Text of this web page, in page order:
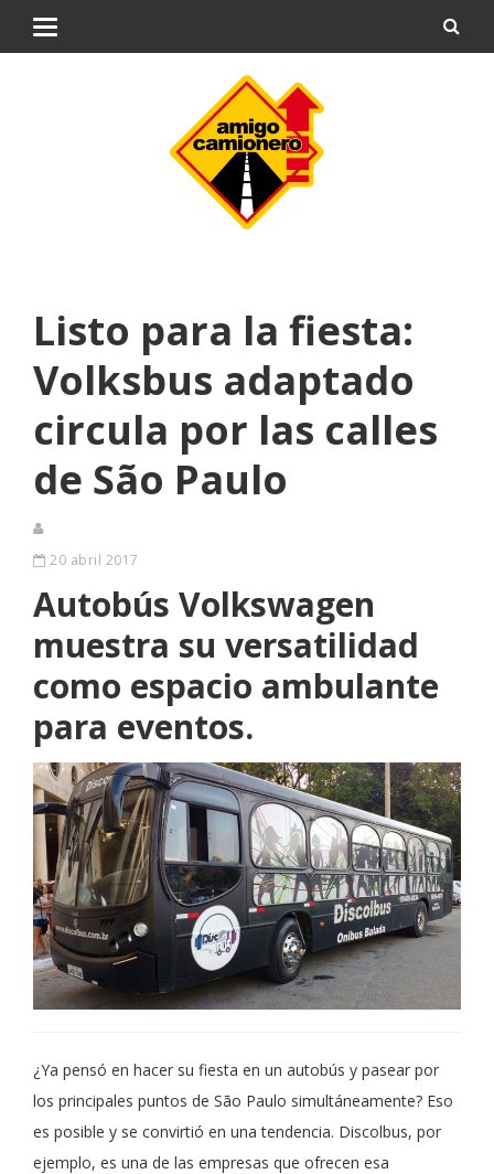
Listo para la fiesta:
Volksbus adaptado
circula por las calles
de São Paulo
20 abril 2017
Autobús Volkswagen
muestra su versatilidad
como espacio ambulante
para eventos.
¿Ya pensó en hacer su fiesta en un autobús y pasear por
los principales puntos de São Paulo simultáneamente? Eso
es posible y se convirtió en una tendencia. Discolbus, por
ejemplo, es una de las empresas que ofrecen esa